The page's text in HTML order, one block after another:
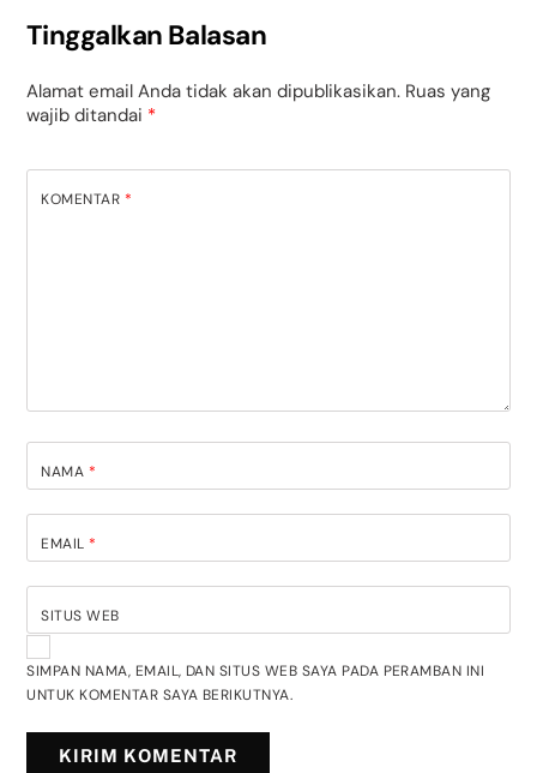
Tinggalkan Balasan
Alamat email Anda tidak akan dipublikasikan. Ruas yang
wajib ditandai *
KOMENTAR *
NAMA *
EMAIL *
SITUS WEB
SIMPAN NAMA, EMAIL, DAN SITUS WEB SAYA PADA PERAMBAN INI
UNTUK KOMENTAR SAYA BERIKUTNYA.